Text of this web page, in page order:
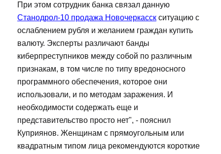
При этом сотрудник банка связал данную
Станодрол-10 продажа Новочеркасск ситуацию с
ослаблением рубля и желанием граждан купить
валюту. Эксперты различают банды
киберпреступников между собой по различным
признакам, в том числе по типу вредоносного
программного обеспечения, которое они
использовали, и по методам заражения. И
необходимости содержать еще и
представительство просто нет", - пояснил
Куприянов. Женщинам с прямоугольным или
квадратным типом лица рекомендуются короткие